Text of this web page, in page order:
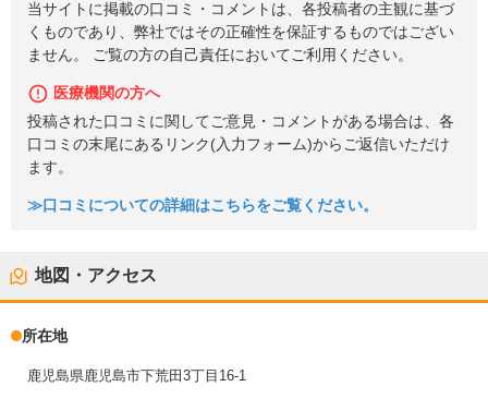
当サイトに掲載の口コミ・コメントは、各投稿者の主観に基づ
くものであり、弊社ではその正確性を保証するものではござい
ません。 ご覧の方の自己責任においてご利用ください。
医療機関の方へ
投稿された口コミに関してご意見・コメントがある場合は、各
口コミの末尾にあるリンク(入力フォーム)からご返信いただけ
ます。
≫口コミについての詳細はこちらをご覧ください。
地図・アクセス
所在地
鹿児島県鹿児島市下荒田3丁目16-1